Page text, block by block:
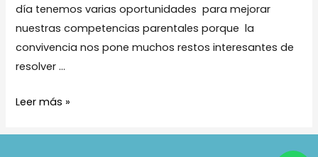
día tenemos varias oportunidades para mejorar
nuestras competencias parentales porque la
convivencia nos pone muchos restos interesantes de
resolver …
Leer más »